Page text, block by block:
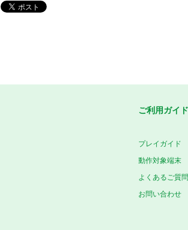
ご利用ガイド
プレイガイド
動作対象端末
よくあるご質問
お問い合わせ